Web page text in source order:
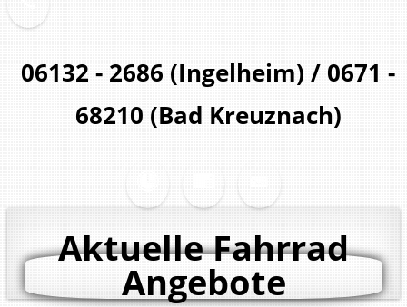
06132 - 2686 (Ingelheim) / 0671 -
68210 (Bad Kreuznach)
Aktuelle Fahrrad
Angebote